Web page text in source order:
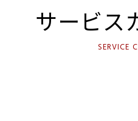
サービス
SERVICE